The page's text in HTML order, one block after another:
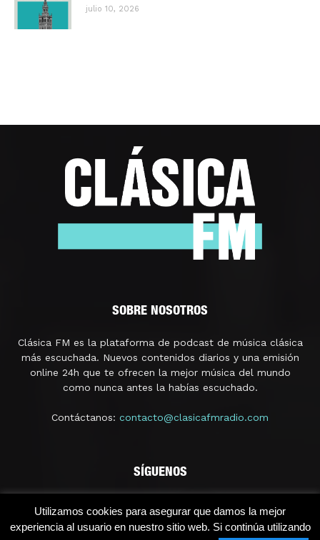
julio 10, 2026
SOBRE NOSOTROS
Clásica FM es la plataforma de podcast de música clásica
más escuchada. Nuevos contenidos diarios y una emisión
online 24h que te ofrecen la mejor música del mundo
como nunca antes la habías escuchado.
Contáctanos: contacto@clasicafmradio.com
SÍGUENOS
Utilizamos cookies para asegurar que damos la mejor
experiencia al usuario en nuestro sitio web. Si continúa utilizando